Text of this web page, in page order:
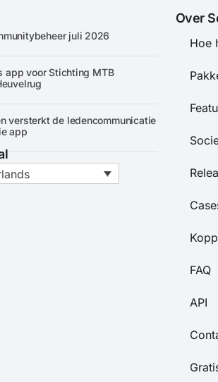
juli 2026
app voor Stichting MTB
versterkt de ledencommunicatie
app
Over
Hoe
FAQ
API